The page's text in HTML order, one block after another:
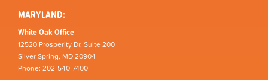
MARYLAND:
White Oak Office
12520 Prosperity Dr, Suite 200
Silver Spring, MD 20904
Phone: 202-540-7400